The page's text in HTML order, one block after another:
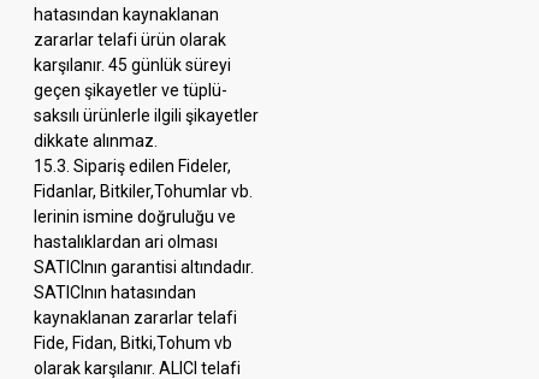
hatasından kaynaklanan
zararlar telafi ürün olarak
karşılanır. 45 günlük süreyi
geçen şikayetler ve tüplü-
saksılı ürünlerle ilgili şikayetler
dikkate alınmaz.
15.3. Sipariş edilen Fideler,
Fidanlar, Bitkiler,Tohumlar vb.
lerinin ismine doğruluğu ve
hastalıklardan ari olması
SATICInın garantisi altındadır.
SATICInın hatasından
kaynaklanan zararlar telafi
Fide, Fidan, Bitki,Tohum vb
olarak karşılanır. ALICI telafi